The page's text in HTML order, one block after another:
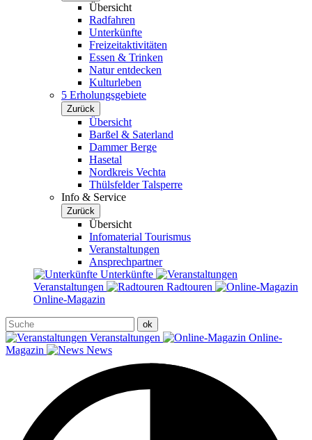
Übersicht
Radfahren
Unterkünfte
Freizeitaktivitäten
Essen & Trinken
Natur entdecken
Kulturleben
5 Erholungsgebiete
Zurück
Übersicht
Barßel & Saterland
Dammer Berge
Hasetal
Nordkreis Vechta
Thülsfelder Talsperre
Info & Service
Zurück
Übersicht
Infomaterial Tourismus
Veranstaltungen
Ansprechpartner
Unterkünfte
Veranstaltungen
Radtouren
Online-Magazin
Veranstaltungen
Online-
Magazin
News